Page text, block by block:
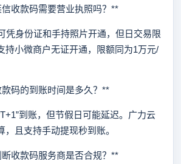
款码需要营业执照吗？**
身份证和手持照片开通，但日交易限
持小微商户无证开通，限额同为1万元/
的到账时间是多久？**
到账，但节假日可能延迟。广力云
，且支持手动提现秒到账。
款码服务商是否合规？**